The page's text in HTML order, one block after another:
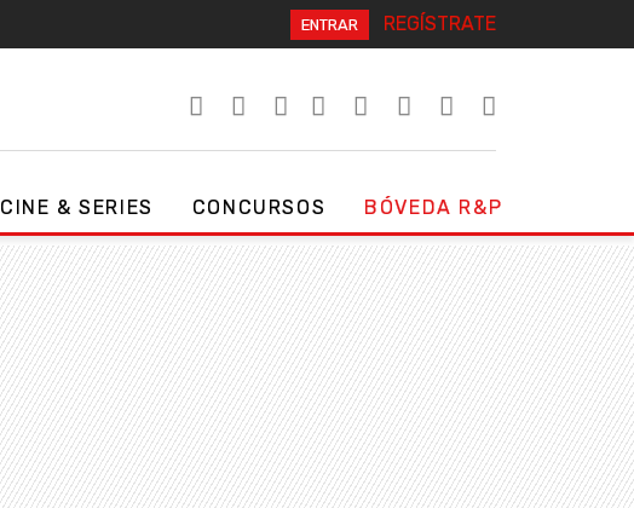
ENTRAR REGÍSTRATE
CINE & SERIES CONCURSOS BÓVEDA R&P